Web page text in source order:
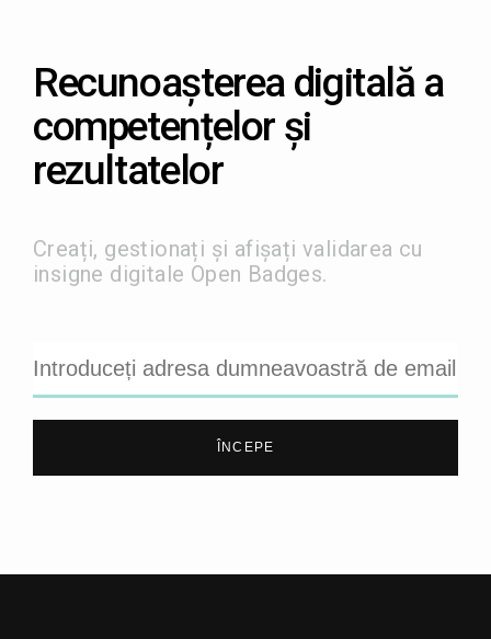
Recunoașterea digitală a
competențelor și
rezultatelor
Creați, gestionați și afișați validarea cu
insigne digitale Open Badges.
ÎNCEPE